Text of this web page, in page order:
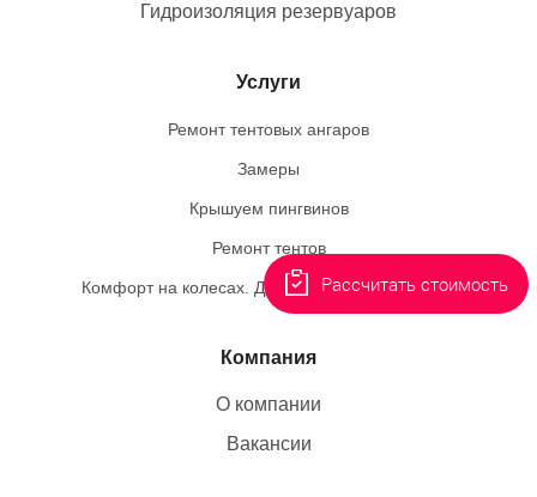
Гидроизоляция резервуаров
Услуги
Ремонт тентовых ангаров
Замеры
Крышуем пингвинов
Ремонт тентов
Комфорт на колесах. Делаем необычный заказ
Компания
О компании
Вакансии
Рассчитать стоимость